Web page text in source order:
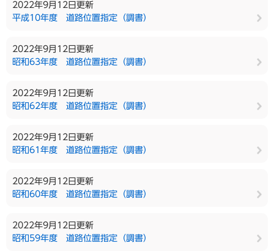
2022年9月12日更新
平成10年度 道路位置指定（調書）
2022年9月12日更新
昭和63年度 道路位置指定（調書）
2022年9月12日更新
昭和62年度 道路位置指定（調書）
2022年9月12日更新
昭和61年度 道路位置指定（調書）
2022年9月12日更新
昭和60年度 道路位置指定（調書）
2022年9月12日更新
昭和59年度 道路位置指定（調書）